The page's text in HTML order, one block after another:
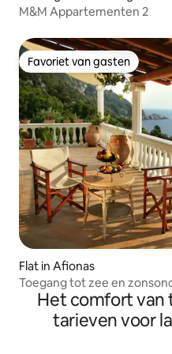
Μ&Μ Appartementen 2
Favoriet van gasten
Favoriet van gasten
Flat in Afionas
Toegang tot zee en
appartement
Het comfort van
tarieven voor